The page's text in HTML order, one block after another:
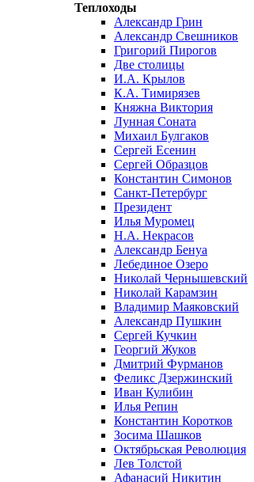
Теплоходы
Александр Грин
Александр Свешников
Григорий Пирогов
Две столицы
И.А. Крылов
К.А. Тимирязев
Княжна Виктория
Лунная Соната
Михаил Булгаков
Сергей Есенин
Сергей Образцов
Константин Симонов
Санкт-Петербург
Президент
Илья Муромец
Н.А. Некрасов
Александр Бенуа
Лебединое Озеро
Николай Чернышевский
Николай Карамзин
Владимир Маяковский
Александр Пушкин
Сергей Кучкин
Георгий Жуков
Дмитрий Фурманов
Феликс Дзержинский
Иван Кулибин
Илья Репин
Константин Коротков
Зосима Шашков
Октябрьская Революция
Лев Толстой
Афанасий Никитин